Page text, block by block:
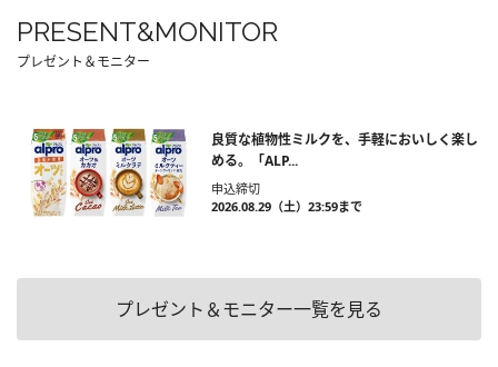
PRESENT&MONITOR
プレゼント＆モニター
良質な植物性ミルクを、手軽においしく楽し
める。「ALP...
申込締切
2026.08.29（土）23:59まで
プレゼント＆モニター一覧を見る